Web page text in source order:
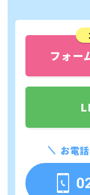
フォー
お電